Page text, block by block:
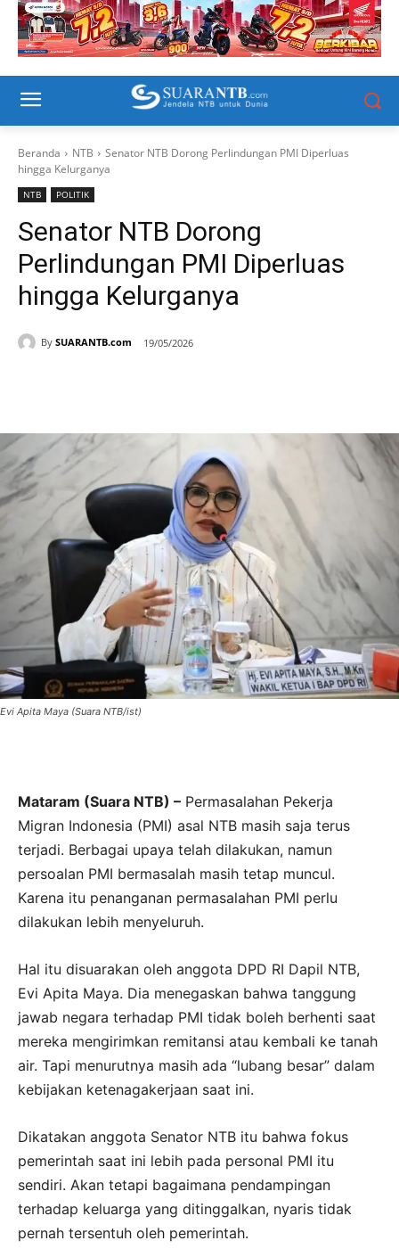
Beranda NTB
Senator NTB Dorong Perlindungan PMI Diperluas
hingga Kelurganya
NTB POLITIK
Senator NTB Dorong
Perlindungan PMI Diperluas
hingga Kelurganya
By SUARANTB.com 19/05/2026
Evi Apita Maya (Suara NTB/ist)
Mataram (Suara NTB) – Permasalahan Pekerja
Migran Indonesia (PMI) asal NTB masih saja terus
terjadi. Berbagai upaya telah dilakukan, namun
persoalan PMI bermasalah masih tetap muncul.
Karena itu penanganan permasalahan PMI perlu
dilakukan lebih menyeluruh.
Hal itu disuarakan oleh anggota DPD RI Dapil NTB,
Evi Apita Maya. Dia menegaskan bahwa tanggung
jawab negara terhadap PMI tidak boleh berhenti saat
mereka mengirimkan remitansi atau kembali ke tanah
air. Tapi menurutnya masih ada “lubang besar” dalam
kebijakan ketenagakerjaan saat ini.
Dikatakan anggota Senator NTB itu bahwa fokus
pemerintah saat ini lebih pada personal PMI itu
sendiri. Akan tetapi bagaimana pendampingan
terhadap keluarga yang ditinggalkan, nyaris tidak
pernah tersentuh oleh pemerintah.